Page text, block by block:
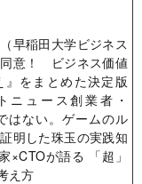
早稲田大学ビジネス
意！ ビジネス価値
をまとめた決定版
ニュース創業者・
はない。ゲームのル
明した珠玉の実践知
×CTOが語る 「超」
え方